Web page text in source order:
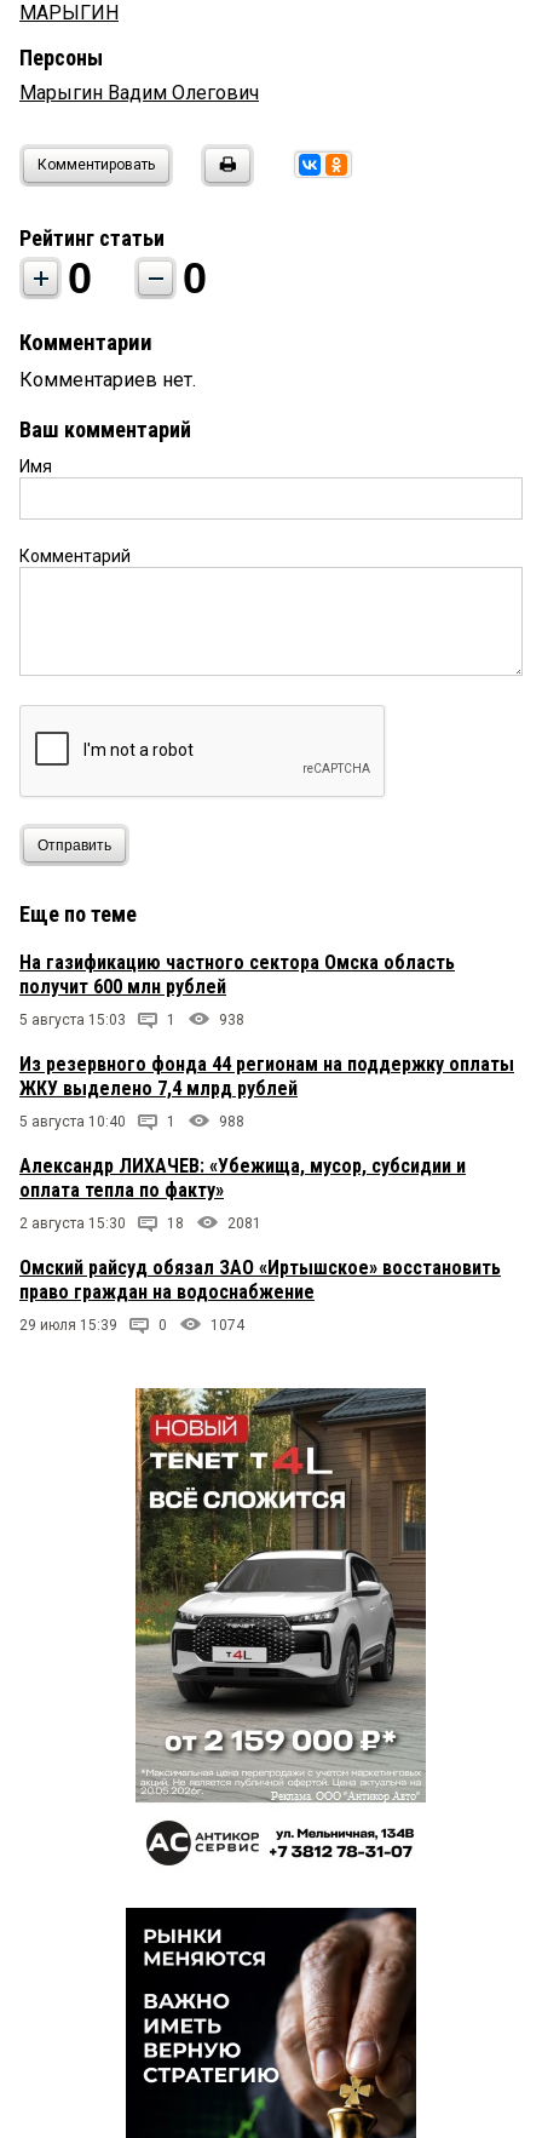
МАРЫГИН
Персоны
Марыгин Вадим Олегович
Комментировать
Рейтинг статьи
0 0
Комментарии
Комментариев нет.
Ваш комментарий
Имя
Комментарий
Отправить
Еще по теме
На газификацию частного сектора Омска область
получит 600 млн рублей
5 августа 15:03 1 938
Из резервного фонда 44 регионам на поддержку оплаты
ЖКУ выделено 7,4 млрд рублей
5 августа 10:40 1 988
Александр ЛИХАЧЕВ: «Убежища, мусор, субсидии и
оплата тепла по факту»
2 августа 15:30 18 2081
Омский райсуд обязал ЗАО «Иртышское» восстановить
право граждан на водоснабжение
29 июля 15:39 0 1074